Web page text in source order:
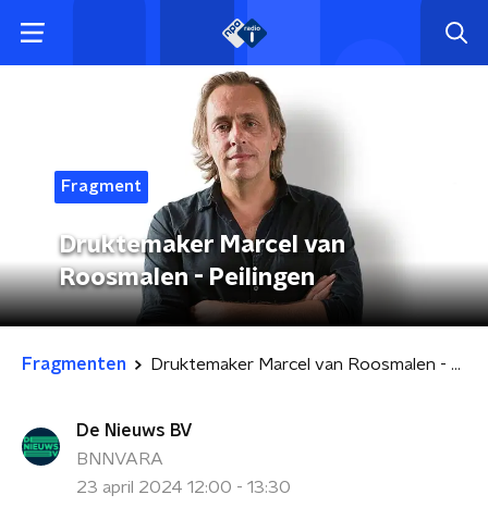
Fragment
Druktemaker Marcel van
Roosmalen - Peilingen
Fragmenten Druktemaker Marcel van Roosmalen - Peilingen
De Nieuws BV
BNNVARA
23 april 2024 12:00 - 13:30